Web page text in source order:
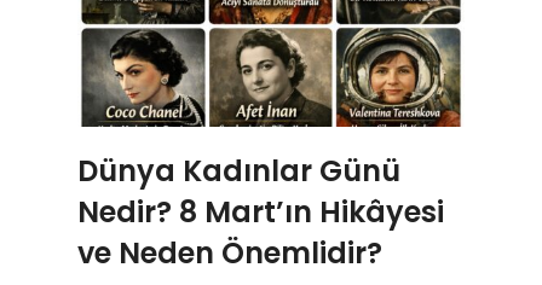
Dünya Kadınlar Günü
Nedir? 8 Mart’ın Hikâyesi
ve Neden Önemlidir?